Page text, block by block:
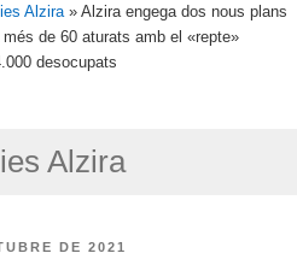
Alzira »Alzira engega dos nous plans
de 60 aturats amb el «repte»
desocupats
Alzira
DE 2021